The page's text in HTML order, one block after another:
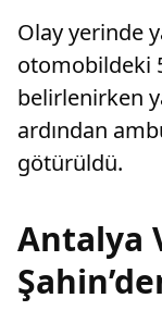
Olay yerinde
otomobildeki
belirlenirken
ardından
götürüldü.
Antalya